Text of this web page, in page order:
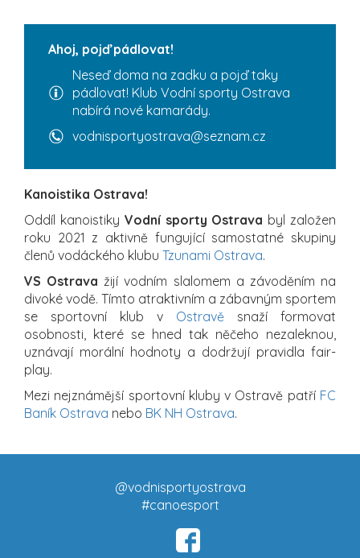
Ahoj, pojď pádlovat!
Neseď doma na zadku a pojď taky
pádlovat! Klub Vodní sporty Ostrava
nabírá nové kamarády.
vodnisportyostrava@seznam.cz
Kanoistika Ostrava!
Oddíl kanoistiky Vodní sporty Ostrava byl založen
roku 2021 z aktivně fungující samostatné skupiny
členů vodáckého klubu Tzunami Ostrava.
VS Ostrava žijí vodním slalomem a závoděním na
divoké vodě. Tímto atraktivním a zábavným sportem
se sportovní klub v Ostravě snaží formovat
osobnosti, které se hned tak něčeho nezaleknou,
uznávají morální hodnoty a dodržují pravidla fair-
play.
Mezi nejznámější sportovní kluby v Ostravě patří FC
Baník Ostrava nebo BK NH Ostrava.
@vodnisportyostrava
#canoesport